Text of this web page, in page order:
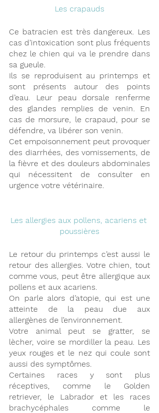
Les crapauds
Ce batracien est très dangereux. Les
cas d’intoxication sont plus fréquents
chez le chien qui va le prendre dans
sa gueule.
Ils se reproduisent au printemps et
sont présents autour des points
d’eau. Leur peau dorsale renferme
des glandes remplies de venin. En
cas de morsure, le crapaud, pour se
défendre, va libérer son venin.
Cet empoisonnement peut provoquer
des diarrhées, des vomissements, de
la fièvre et des douleurs abdominales
qui nécessitent de consulter en
urgence votre vétérinaire.
Les allergies aux pollens, acariens et
poussières
Le retour du printemps c’est aussi le
retour des allergies. Votre chien, tout
comme vous, peut être allergique aux
pollens et aux acariens.
On parle alors d’atopie, qui est une
atteinte de la peau due aux
allergènes de l’environnement.
Votre animal peut se gratter, se
lècher, voire se mordiller la peau. Les
yeux rouges et le nez qui coule sont
aussi des symptômes.
Certaines races y sont plus
réceptives, comme le Golden
retriever, le Labrador et les races
brachycéphales comme le